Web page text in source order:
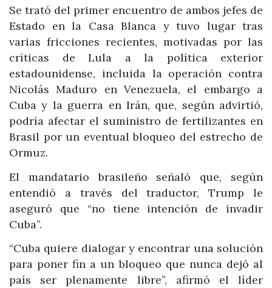
Se trató del primer encuentro de ambos jefes de
Estado en la Casa Blanca y tuvo lugar tras
varias fricciones recientes, motivadas por las
críticas de Lula a la política exterior
estadounidense, incluida la operación contra
Nicolás Maduro en Venezuela, el embargo a
Cuba y la guerra en Irán, que, según advirtió,
podría afectar el suministro de fertilizantes en
Brasil por un eventual bloqueo del estrecho de
Ormuz.
El mandatario brasileño señaló que, según
entendió a través del traductor, Trump le
aseguró que “no tiene intención de invadir
Cuba”.
“Cuba quiere dialogar y encontrar una solución
para poner fin a un bloqueo que nunca dejó al
país ser plenamente libre”, afirmó el líder